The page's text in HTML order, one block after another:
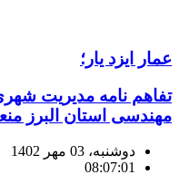
عمار ایزد یار؛
تفاهم نامه مدیریت
مهندسی استان البرز
دوشنبه، 03 مهر 1402
08:07:01